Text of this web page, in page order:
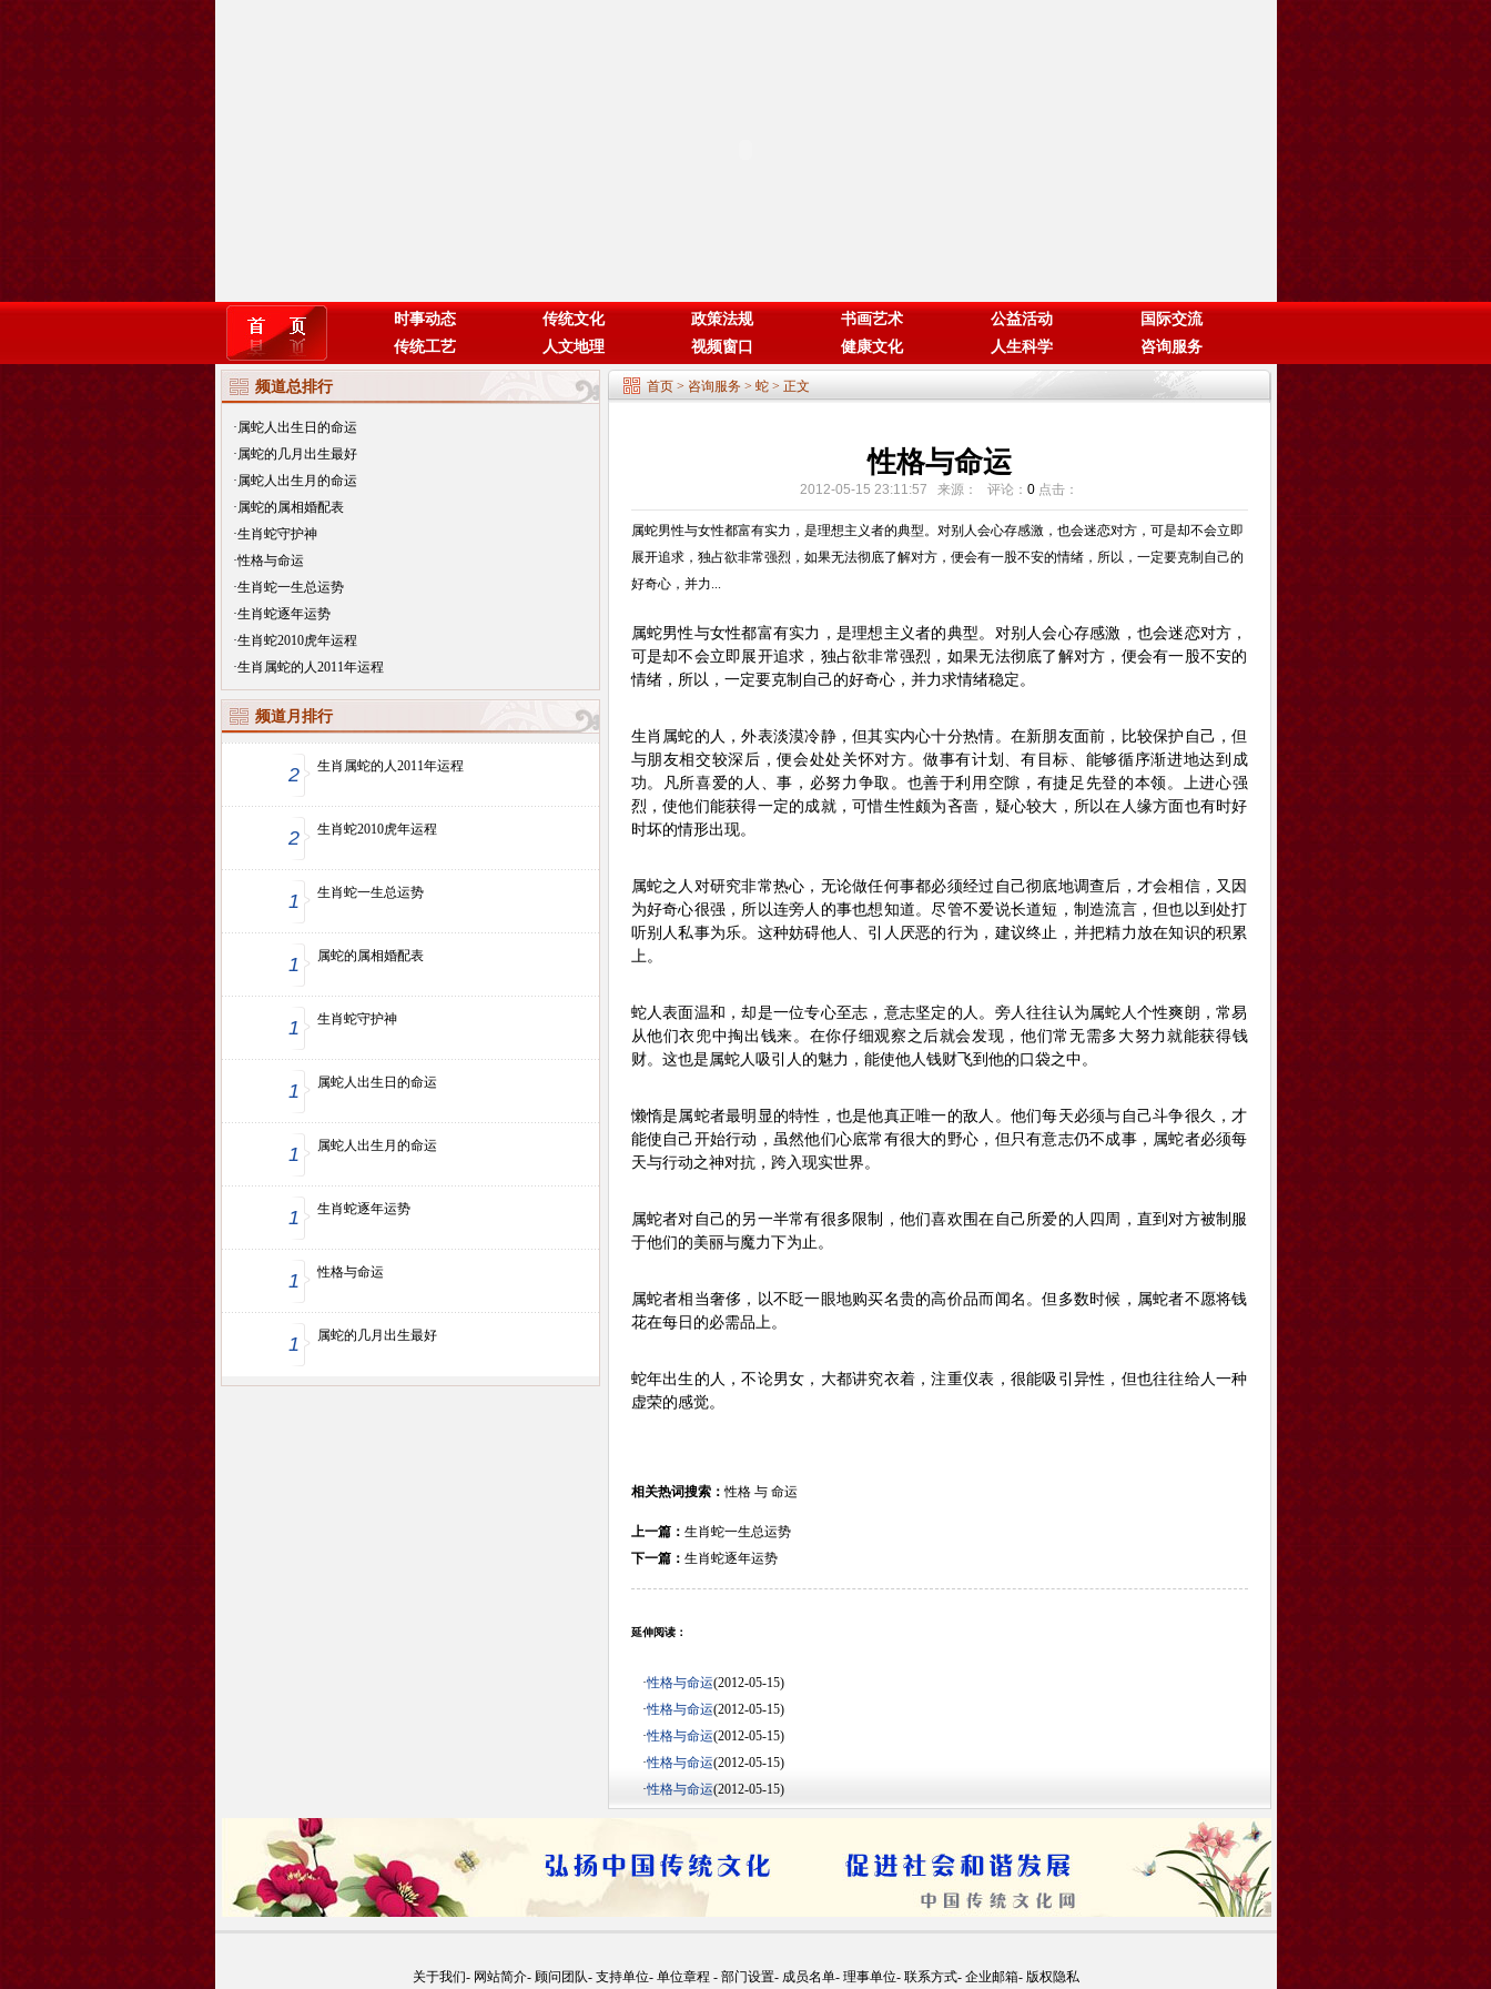
时事动态 传统文化 政策法规 书画艺术 公益活动
国际交流
传统工艺
人文地理 视频窗口 健康文化 人生科学 咨询服务
频道总排行
·属蛇人出生日的命运
·属蛇的几月出生最好
·属蛇人出生月的命运
·属蛇的属相婚配表
·生肖蛇守护神
·性格与命运
·生肖蛇一生总运势
·生肖蛇逐年运势
·生肖蛇2010虎年运程
·生肖属蛇的人2011年运程
频道月排行
2 生肖属蛇的人2011年运程
2 生肖蛇2010虎年运程
1 生肖蛇一生总运势
1 属蛇的属相婚配表
1 生肖蛇守护神
1 属蛇人出生日的命运
1 属蛇人出生月的命运
1 生肖蛇逐年运势
1 性格与命运
1 属蛇的几月出生最好
首页> 咨询服务> 蛇> 正文
性格与命运
2012-05-15 23:11:57 来源： 评论： 0 点击：
属蛇男性与女性都富有实力，是理想主义者的典型。对别人会心存感激，也会迷恋对方，可是却不会立即
展开追求，独占欲非常强烈，如果无法彻底了解对方，便会有一股不安的情绪，所以，一定要克制自己的
好奇心，并力...
属蛇男性与女性都富有实力，是理想主义者的典型。对别人会心存感激，也会迷恋对方，
可是却不会立即展开追求，独占欲非常强烈，如果无法彻底了解对方，便会有一股不安的
情绪，所以，一定要克制自己的好奇心，并力求情绪稳定。
生肖属蛇的人，外表淡漠冷静，但其实内心十分热情。在新朋友面前，比较保护自己，但
与朋友相交较深后，便会处处关怀对方。做事有计划、有目标、能够循序渐进地达到成
功。凡所喜爱的人、事，必努力争取。也善于利用空隙，有捷足先登的本领。上进心强
烈，使他们能获得一定的成就，可惜生性颇为吝啬，疑心较大，所以在人缘方面也有时好
时坏的情形出现。
属蛇之人对研究非常热心，无论做任何事都必须经过自己彻底地调查后，才会相信，又因
为好奇心很强，所以连旁人的事也想知道。尽管不爱说长道短，制造流言，但也以到处打
听别人私事为乐。这种妨碍他人、引人厌恶的行为，建议终止，并把精力放在知识的积累
上。
蛇人表面温和，却是一位专心至志，意志坚定的人。旁人往往认为属蛇人个性爽朗，常易
从他们衣兜中掏出钱来。在你仔细观察之后就会发现，他们常无需多大努力就能获得钱
财。这也是属蛇人吸引人的魅力，能使他人钱财飞到他的口袋之中。
懒惰是属蛇者最明显的特性，也是他真正唯一的敌人。他们每天必须与自己斗争很久，才
能使自己开始行动，虽然他们心底常有很大的野心，但只有意志仍不成事，属蛇者必须每
天与行动之神对抗，跨入现实世界。
属蛇者对自己的另一半常有很多限制，他们喜欢围在自己所爱的人四周，直到对方被制服
于他们的美丽与魔力下为止。
属蛇者相当奢侈，以不眨一眼地购买名贵的高价品而闻名。但多数时候，属蛇者不愿将钱
花在每日的必需品上。
蛇年出生的人，不论男女，大都讲究衣着，注重仪表，很能吸引异性，但也往往给人一种
虚荣的感觉。
相关热词搜索：性格 与 命运
上一篇： 生肖蛇一生总运势
下一篇： 生肖蛇逐年运势
延伸阅读：
·性格与命运(2012-05-15)
·性格与命运(2012-05-15)
·性格与命运(2012-05-15)
·性格与命运(2012-05-15)
·性格与命运(2012-05-15)
关于我们- 网站简介- 顾问团队- 支持单位- 单位章程 - 部门设置- 成员名单- 理事单位- 联系方式- 企业邮箱- 版权隐私